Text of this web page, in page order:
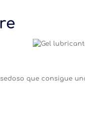
que consigue